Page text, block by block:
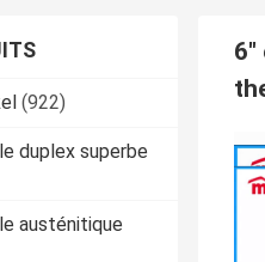
(922)
duplex superbe
austénitique
6"